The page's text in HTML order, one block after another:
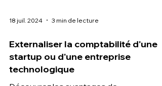
18 juil. 2024 3 min de lecture